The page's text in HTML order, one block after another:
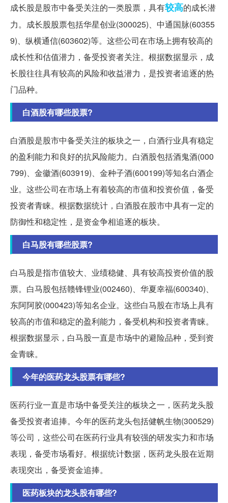
成长股是股市中备受关注的一类股票，具有较高的成长潜
力。成长股股票包括华星创业(300025)、中通国脉(60355
9)、纵横通信(603602)等。这些公司在市场上拥有较高的
成长性和估值潜力，备受投资者关注。根据数据显示，成
长股往往具有较高的风险和收益潜力，是投资者追逐的热
门品种。
白酒股有哪些股票?
白酒股是股市中备受关注的板块之一，白酒行业具有稳定
的盈利能力和良好的抗风险能力。白酒股包括酒鬼酒(000
799)、金徽酒(603919)、金种子酒(600199)等知名白酒企
业。这些公司在市场上有着较高的市值和投资价值，备受
投资者青睐。根据数据统计，白酒股在股市中具有一定的
防御性和稳定性，是资金争相追逐的板块。
白马股有哪些股票?
白马股是指市值较大、业绩稳健、具有较高投资价值的股
票。白马股包括赣锋锂业(002460)、华夏幸福(600340)、
东阿阿胶(000423)等知名企业。这些白马股在市场上具有
较高的市值和稳定的盈利能力，备受机构和投资者青睐。
根据数据显示，白马股一直是市场中的避险品种，受到资
金青睐。
今年的医药龙头股票有哪些?
医药行业一直是市场中备受关注的板块之一，医药龙头股
备受投资者追捧。今年的医药龙头包括健帆生物(300529)
等公司，这些公司在医药行业具有较强的研发实力和市场
表现，备受市场看好。根据统计数据，医药龙头股在近期
表现突出，备受资金追捧。
医药板块的龙头股有哪些?